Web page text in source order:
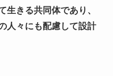
生きる共同体であり、
人々にも配慮して設計